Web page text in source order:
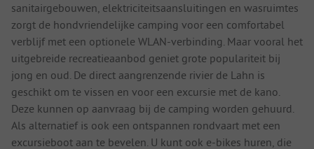
sanitairgebouwen, elektriciteitsaansluitingen en wasruimtes
zorgt de hondvriendelijke camping voor een comfortabel
verblijf met een optionele WLAN-verbinding. Maar vooral het
uitgebreide recreatieaanbod geniet grote populariteit bij
jong en oud. De direct aangrenzende rivier de Lahn is
geschikt om te vissen en voor een excursie met de kano.
Deze kunnen op aanvraag bij de camping worden gehuurd.
Als alternatief is ook een ontspannen rondvaart met een
excursieboot aan te bevelen. U kunt ook e-bikes huren, die